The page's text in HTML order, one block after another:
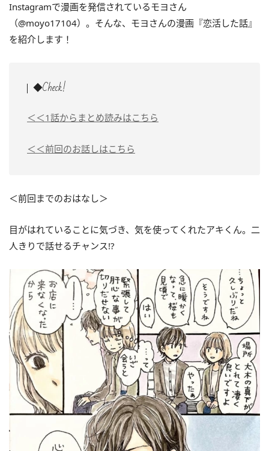
Instagramで漫画を発信されているモヨさん
（@moyo17104）。そんな、モヨさんの漫画『恋活した話』
を紹介します！
◆Check!
＜＜1話からまとめ読みはこちら
＜＜前回のお話しはこちら
＜前回までのおはなし＞
目がはれていることに気づき、気を使ってくれたアキくん。二
人きりで話せるチャンス!?